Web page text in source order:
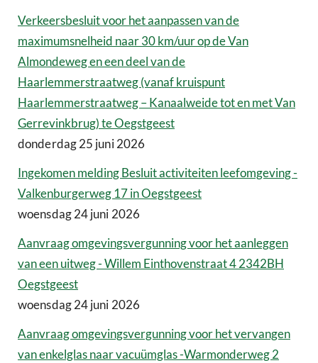
Verkeersbesluit voor het aanpassen van de
maximumsnelheid naar 30 km/uur op de Van
Almondeweg en een deel van de
Haarlemmerstraatweg (vanaf kruispunt
Haarlemmerstraatweg – Kanaalweide tot en met Van
Gerrevinkbrug) te Oegstgeest
donderdag 25 juni 2026
Ingekomen melding Besluit activiteiten leefomgeving -
Valkenburgerweg 17 in Oegstgeest
woensdag 24 juni 2026
Aanvraag omgevingsvergunning voor het aanleggen
van een uitweg - Willem Einthovenstraat 4 2342BH
Oegstgeest
woensdag 24 juni 2026
Aanvraag omgevingsvergunning voor het vervangen
van enkelglas naar vacuümglas -Warmonderweg 2